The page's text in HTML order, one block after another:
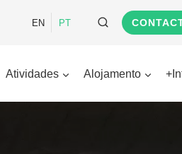
EN PT
Atividades Alojamento